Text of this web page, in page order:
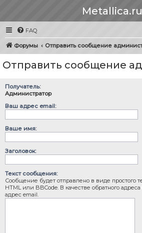
Metallica.ru
FAQ
Форумы Отправить сообщение
Отправить сообщение
Получатель:
Администратор
Ваш адрес email:
Ваше имя:
Заголовок:
Текст сообщения:
Сообщение будет отправлено в виде простого
HTML или BBCode. В качестве обратного
адрес email.